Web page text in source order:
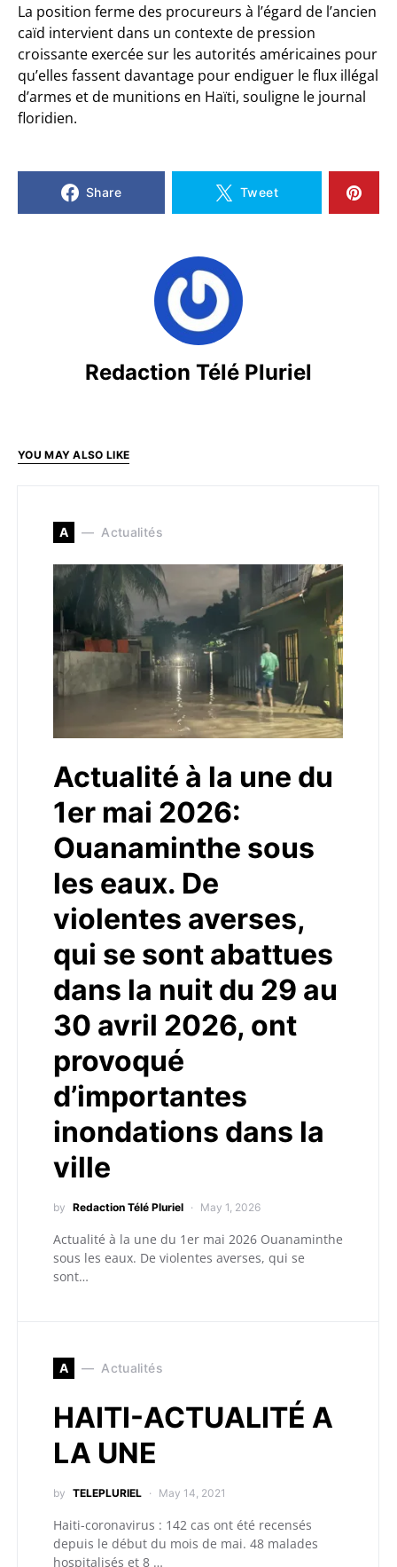
La position ferme des procureurs à l’égard de l’ancien
caïd intervient dans un contexte de pression
croissante exercée sur les autorités américaines pour
qu’elles fassent davantage pour endiguer le flux illégal
d’armes et de munitions en Haïti, souligne le journal
floridien.
Share Tweet
Redaction Télé Pluriel
YOU MAY ALSO LIKE
A Actualités
Actualité à la une du
1er mai 2026:
Ouanaminthe sous
les eaux. De
violentes averses,
qui se sont abattues
dans la nuit du 29 au
30 avril 2026, ont
provoqué
d’importantes
inondations dans la
ville
by Redaction Télé Pluriel May 1, 2026
Actualité à la une du 1er mai 2026 Ouanaminthe
sous les eaux. De violentes averses, qui se
sont…
A Actualités
HAITI-ACTUALITÉ A
LA UNE
by TELEPLURIEL May 14, 2021
Haiti-coronavirus : 142 cas ont été recensés
depuis le début du mois de mai. 48 malades
hospitalisés et 8 …